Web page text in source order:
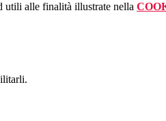
utili alle finalità illustrate nella